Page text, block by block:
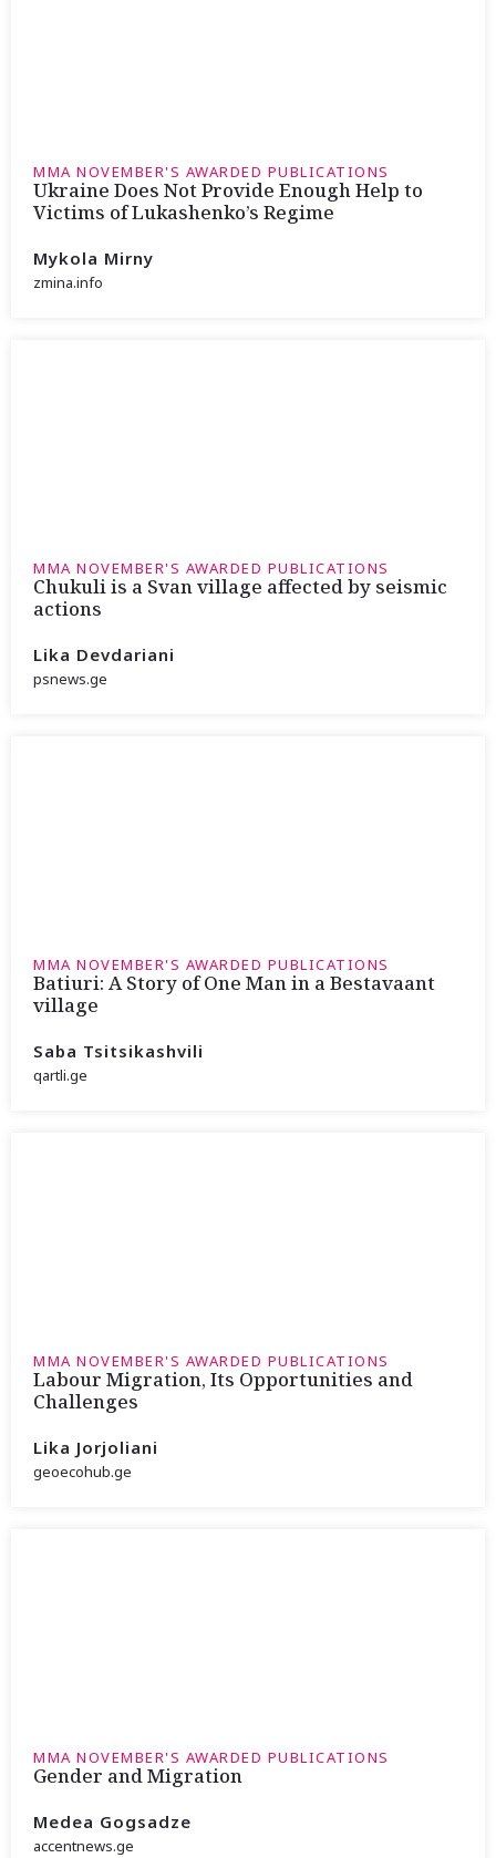
MMA NOVEMBER'S AWARDED PUBLICATIONS
Ukraine Does Not Provide Enough Help to
Victims of Lukashenko’s Regime
Mykola Mirny
zmina.info
MMA NOVEMBER'S AWARDED PUBLICATIONS
Chukuli is a Svan village affected by seismic
actions
Lika Devdariani
psnews.ge
MMA NOVEMBER'S AWARDED PUBLICATIONS
Batiuri: A Story of One Man in a Bestavaant
village
Saba Tsitsikashvili
qartli.ge
MMA NOVEMBER'S AWARDED PUBLICATIONS
Labour Migration, Its Opportunities and
Challenges
Lika Jorjoliani
geoecohub.ge
MMA NOVEMBER'S AWARDED PUBLICATIONS
Gender and Migration
Medea Gogsadze
accentnews.ge